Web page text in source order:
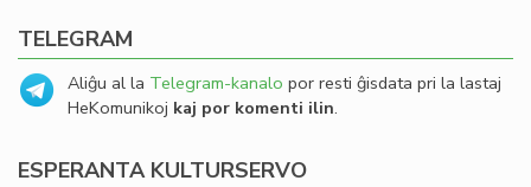
TELEGRAM
Aliĝu al la Telegram-kanalo por resti ĝisdata pri la lastaj
HeKomunikoj kaj por komenti ilin.
ESPERANTA KULTURSERVO